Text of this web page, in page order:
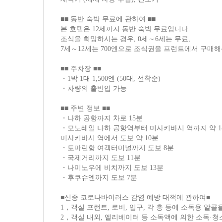
■■ 동반 숙박 무료에 관하여 ■■
본 호텔은 12세까지 동반 숙박 무료입니다.
조식을 희망하시는 경우, 0세～6세는 무료,
7세～12세는 700엔으로 조식권을 프런트에서 구매
■■ 주차장 ■■
・1박 1대 1,500엔 (50대, 선착순)
・차량의 출반입 가능
■■ 주변 정보 ■■
・나하 공항까지 차로 15분
・모노레일 나하 공항역부터 미사키바시 역까지 약
미사키바시 역에서 도보 약 10분
・토마린항 여객터미널까지 도보 8분
・국제거리까지 도보 11분
・나미노우에 비치까지 도보 13분
・후쿠슈엔까지 도보 7분
■신종 코로나바이러스 감염 예방 대책에 관하여■
1，객실 프런트, 로비, 입구, 각 층 등에 소독용 알콜
2，객실 내외, 엘리베이터 등 소독액에 의한 소독·